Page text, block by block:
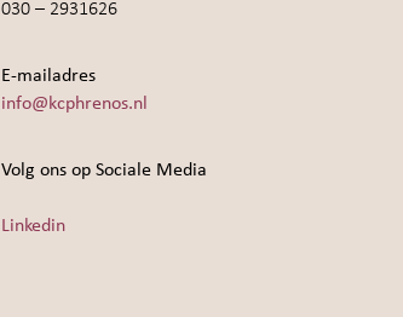
030 – 2931626
E-mailadres
info@kcphrenos.nl
Volg ons op Sociale Media
Linkedin